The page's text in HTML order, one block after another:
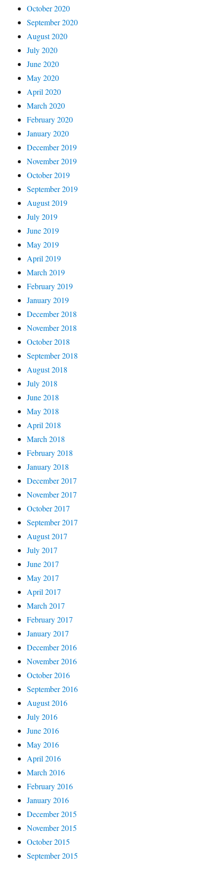
October 2020
September 2020
August 2020
July 2020
June 2020
May 2020
April 2020
March 2020
February 2020
January 2020
December 2019
November 2019
October 2019
September 2019
August 2019
July 2019
June 2019
May 2019
April 2019
March 2019
February 2019
January 2019
December 2018
November 2018
October 2018
September 2018
August 2018
July 2018
June 2018
May 2018
April 2018
March 2018
February 2018
January 2018
December 2017
November 2017
October 2017
September 2017
August 2017
July 2017
June 2017
May 2017
April 2017
March 2017
February 2017
January 2017
December 2016
November 2016
October 2016
September 2016
August 2016
July 2016
June 2016
May 2016
April 2016
March 2016
February 2016
January 2016
December 2015
November 2015
October 2015
September 2015